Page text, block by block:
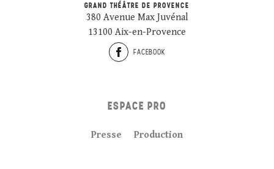
GRAND THÉÂTRE DE PROVENCE
380 Avenue Max Juvénal
13100 Aix-en-Provence
FACEBOOK
ESPACE PRO
Presse Production